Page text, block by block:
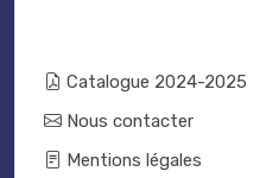
Catalogue 2024-2025
Nous contacter
Mentions légales